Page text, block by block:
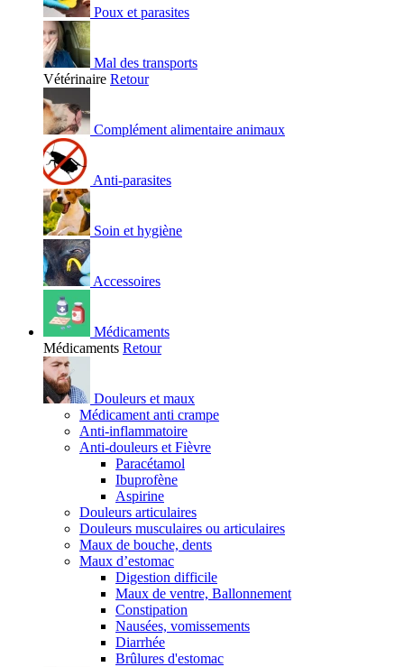
Poux et parasites
Mal des transports
Vétérinaire Retour
Complément alimentaire animaux
Anti-parasites
Soin et hygiène
Accessoires
Médicaments
Médicaments Retour
Douleurs et maux
Médicament anti crampe
Anti-inflammatoire
Anti-douleurs et Fièvre
Paracétamol
Ibuprofène
Aspirine
Douleurs articulaires
Douleurs musculaires ou articulaires
Maux de bouche, dents
Maux d’estomac
Digestion difficile
Maux de ventre, Ballonnement
Constipation
Nausées, vomissements
Diarrhée
Brûlures d'estomac